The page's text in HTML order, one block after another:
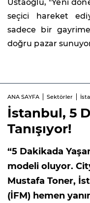
Ustaoğlu, "Yeni
seçici hareket
sadece bir
doğru pazar
ANA SAYFA Sektörler
İstanbul, 5
Tanışıyor!
“5 Dakikada
modeli oluyor.
Mustafa Toner,
(İFM) hemen